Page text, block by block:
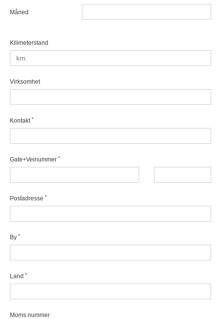
Måned
Kilimeterstand
Virksomhet
Kontakt *
Gate+Veinummer *
Postadresse *
By *
Land *
Moms nummer